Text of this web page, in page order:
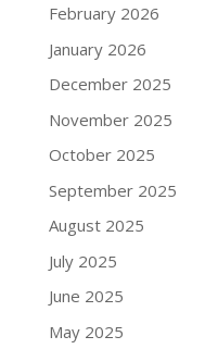
February 2026
January 2026
December 2025
November 2025
October 2025
September 2025
August 2025
July 2025
June 2025
May 2025